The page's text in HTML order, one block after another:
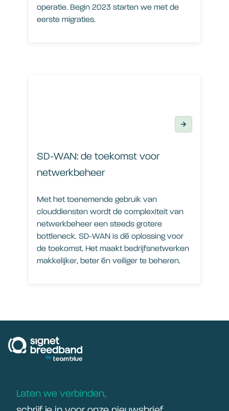
operatie. Begin 2023 starten we met de
eerste migraties.
SD-WAN: de toekomst voor
netwerkbeheer
Met het toenemende gebruik van
clouddiensten wordt de complexiteit van
netwerkbeheer een steeds grotere
bottleneck. SD-WAN is dé oplossing voor
de toekomst. Het maakt bedrijfsnetwerken
makkelijker, beter én veiliger te beheren.
Laten we verbinden,